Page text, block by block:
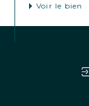
Voir le bien